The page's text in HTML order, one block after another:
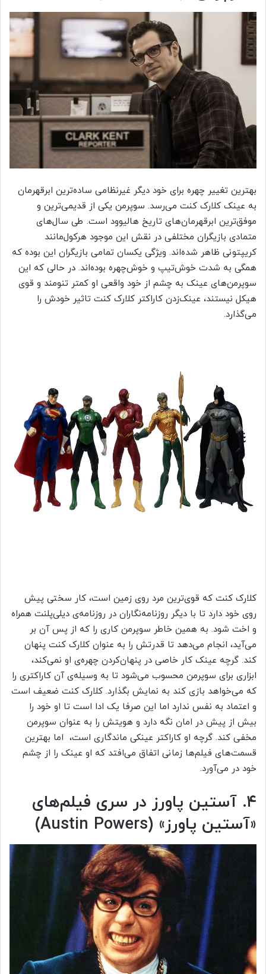
بهترین تغییر چهره برای خود دیگر غیرنظامی ساده‌ترین ابرقهرمان
به عینک کلارک کنت می‌رسد. سوپرمن یکی از قدیمی‌ترین و
موفق‌ترین ابرقهرمان‌های تاریخ هالیوود است. طی سال‌های
متمادی بازیگران مختلفی در نقش این موجود هرکول‌مانند
کریپتونی ظاهر شده‌اند. ویژگی یکسان تمامی بازیگران این بوده که
همگی به شدت خوش‌تیپ و خوش‌چهره بوده‌اند. در حالی که این
سوپرمن‌های عینک به چشم از خود واقعی او کمتر تنومند و قوی
هیکل نیستند، عینک‌زدن کاراکتر کلارک کنت تاثیر خودش را
می‌گذارد.
کلارک کنت که قوی‌ترین مرد روی زمین است، کار سختی پیش
روی خود دارد تا با دیگر روزنامه‌نگاران در روزنامه‌ی دیلی‌پلنت همراه
و اخت شود. به همین خاطر سوپرمن کاری را که از پس آن بر
می‌آید، انجام می‌دهد تا قدرتش را به عنوان کلارک کنت پنهان
کند. گرچه عینک‌ کار خاصی در پنهان‌کردن چهره‌ی او نمی‌کند،
ابزاری برای سوپرمن محسوب می‌شود تا به وسیله‌ی آن کاراکتری را
که می‌خواهد بازی کند به نمایش بگذارد. کلارک کنت ضعیف است
و اعتماد به نفس ندارد اما این صرفا یک ادا است تا او خود را
بیش از پیش در امان نگه دارد و هویتش را به عنوان سوپرمن
مخفی کند. گرچه او کاراکتر عینکی ماندگاری است، اما بهترین
قسمت‌های فیلم‌ها زمانی اتفاق می‌افتد که او عینک را از چشم
خود در می‌آورد.
۴. آستین پاورز در سری فیلم‌های
«آستین پاورز» (Austin Powers
)